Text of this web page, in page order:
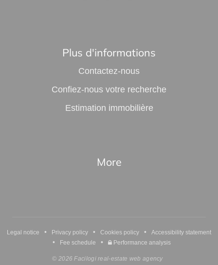
Plus d'informations
Contactez-nous
Confiez-nous votre recherche
Estimation immobilière
More
Legal notice • Privacy policy • Cookies policy • Accessibility statement
• Fee schedule • Performance analysis
© 2026 Facilogi real-estate web agency